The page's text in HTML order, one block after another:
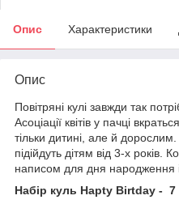
Опис Характеристики
Опис
Повітряні кулі завжди так
Асоціації квітів у пачці
тільки дитині, але й дорослим.
підійдуть дітям від 3-х років.
написом для дня народження і
Набір куль Hapty Birtday -